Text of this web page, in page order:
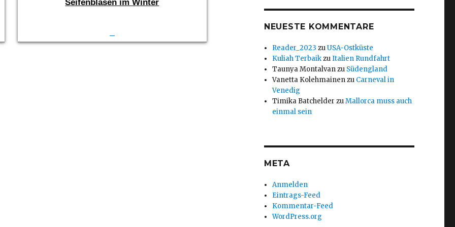
Seifenblasen im Winter
NEUESTE KOMMENTARE
Reader_2023 zuUSA-Ostküste
Kuliah TerbaikzuItalien Rundfahrt
Taunya Montalvanzu Südengland
Vanetta Kolehmainenzu Carneval in
Venedig
Timika Batchelder zuMallorca muss auch
einmal sein
META
Anmelden
Eintrags-Feed
Kommentar-Feed
WordPress.org